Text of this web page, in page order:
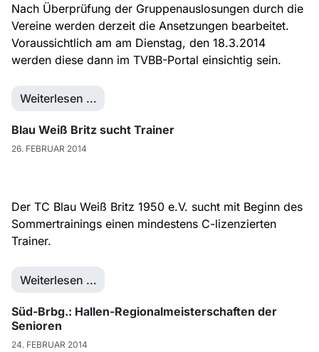
Nach Überprüfung der Gruppenauslosungen durch die
Vereine werden derzeit die Ansetzungen bearbeitet.
Voraussichtlich am am Dienstag, den 18.3.2014
werden diese dann im TVBB-Portal einsichtig sein.
Weiterlesen …
Blau Weiß Britz sucht Trainer
26. FEBRUAR 2014
Der TC Blau Weiß Britz 1950 e.V. sucht mit Beginn des
Sommertrainings einen mindestens C-lizenzierten
Trainer.
Weiterlesen …
Süd-Brbg.: Hallen-Regionalmeisterschaften der
Senioren
24. FEBRUAR 2014